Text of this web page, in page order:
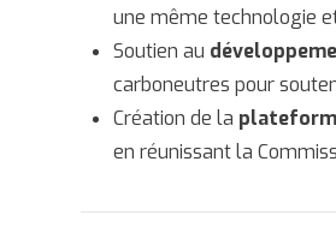
une même technologie
Soutien au
carboneutres pour
Création de la
en réunissant la